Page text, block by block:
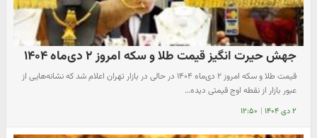
جهش حیرت انگیز قیمت طلا و سکه امروز ۲ دی‌ماه ۱۴۰۴
قیمت طلا و سکه امروز ۲ دی‌ماه ۱۴۰۴ در حالی در بازار تهران اعلام شد که نشانه‌هایی از
عبور بازار از نقطه اوج قیمتی دیده…
۲ دی ۱۴۰۴ | ۱۲:۵۰